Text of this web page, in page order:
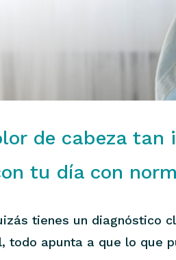
de cabeza
tu día con
tienes un diagnóstico
todo apunta a que lo que